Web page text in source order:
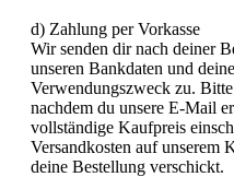
d) Zahlung per Vorkasse
Wir senden dir nach deiner
unseren Bankdaten und
Verwendungszweck zu.
nachdem du unsere E-Mail
vollständige Kaufpreis
Versandkosten auf unserem
deine Bestellung verschickt.